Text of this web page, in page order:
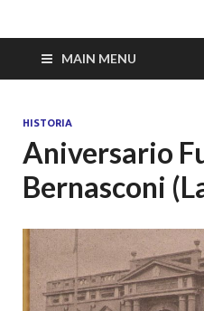
MAIN MENU
HISTORIA
Aniversario
Bernasconi